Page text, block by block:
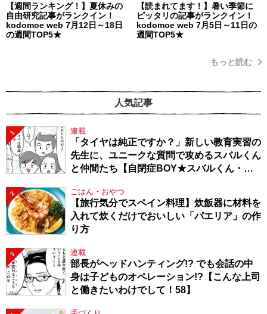
【週間ランキング！】夏休みの
自由研究記事がランクイン！
kodomoe web 7月12日～18日
の週間TOP5★
【読まれてます！】暑い季節に
ピッタリの記事がランクイン！
kodomoe web 7月5日～11日の
週間TOP5★
もっと読む
人気記事
1 連載
「タイヤは純正ですか？」新しい教育実習の
先生に、ユニークな質問で攻めるスバルくん
と仲間たち【自閉症BOY★スバルくん・
2 ごはん・おやつ
【旅行気分でスペイン料理】炊飯器に材料を
入れて炊くだけでおいしい「パエリア」の作
り方
3 連載
部長がヘッドハンティング!? でも会話の中
身は子どものオペレーション!?【こんな上司
と働きたいわけでして！58】